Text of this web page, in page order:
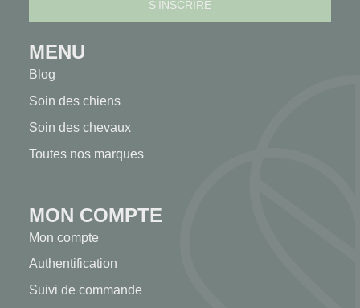
MENU
Blog
Soin des chiens
Soin des chevaux
Toutes nos marques
MON COMPTE
Mon compte
Authentification
Suivi de commande